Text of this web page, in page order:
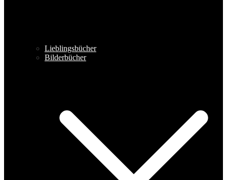
Lieblingsbücher
Bilderbücher